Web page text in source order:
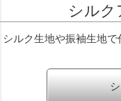
シルク
シルク生地や振袖生地